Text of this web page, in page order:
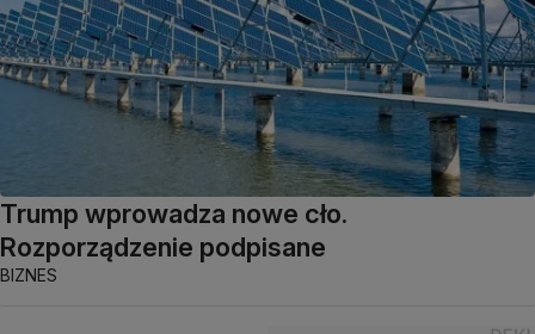
Trump wprowadza nowe cło.
Rozporządzenie podpisane
BIZNES